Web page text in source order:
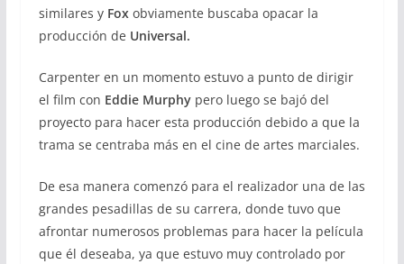
similares yFoxobviamente buscaba opacar la
producción de Universal.
Carpenter en un momento estuvo a punto de dirigir
el film con Eddie Murphypero luego se bajó del
proyecto para hacer esta producción debido a que la
trama se centraba más en el cine de artes marciales.
De esa manera comenzó para el realizador una de las
grandes pesadillas de su carrera, donde tuvo que
afrontar numerosos problemas para hacer la película
que él deseaba, ya que estuvo muy controlado por